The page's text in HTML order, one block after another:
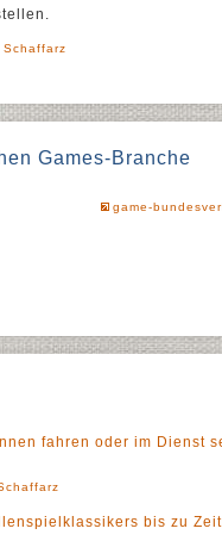
Schaffarz
Games-Branche
game-
fahren oder im Dienst
bis zu